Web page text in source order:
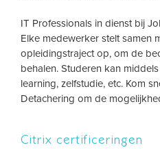
IT Professionals in dienst bij
Elke medewerker stelt samen
opleidingstraject op, om de
behalen. Studeren kan
learning, zelfstudie, etc. Kom
Detachering om de
Citrix certificeringen